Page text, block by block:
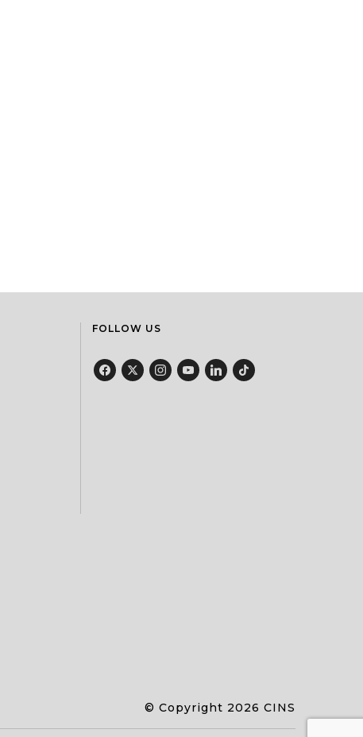
FOLLOW US
© Copyright 2026 CINS